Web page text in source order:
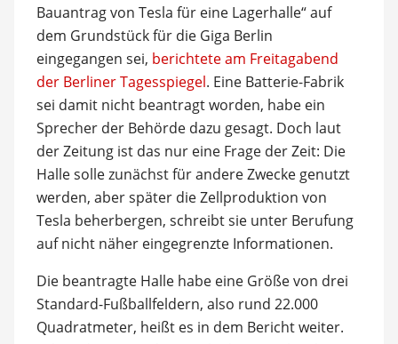
Bauantrag von Tesla für eine Lagerhalle“ auf
dem Grundstück für die Giga Berlin
eingegangen sei, berichtete am Freitagabend
der Berliner Tagesspiegel. Eine Batterie-Fabrik
sei damit nicht beantragt worden, habe ein
Sprecher der Behörde dazu gesagt. Doch laut
der Zeitung ist das nur eine Frage der Zeit: Die
Halle solle zunächst für andere Zwecke genutzt
werden, aber später die Zellproduktion von
Tesla beherbergen, schreibt sie unter Berufung
auf nicht näher eingegrenzte Informationen.
Die beantragte Halle habe eine Größe von drei
Standard-Fußballfeldern, also rund 22.000
Quadratmeter, heißt es in dem Bericht weiter.